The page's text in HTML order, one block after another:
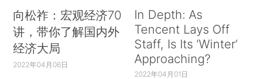
向松祚：宏观经济70
讲，带你了解国内外
经济大局
2022年04月06日
In Depth: As
Tencent Lays Off
Staff, Is Its ‘Winter’
Approaching?
2022年04月01日